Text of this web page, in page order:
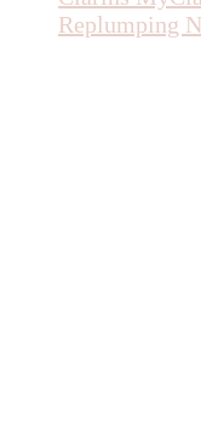
Replumping